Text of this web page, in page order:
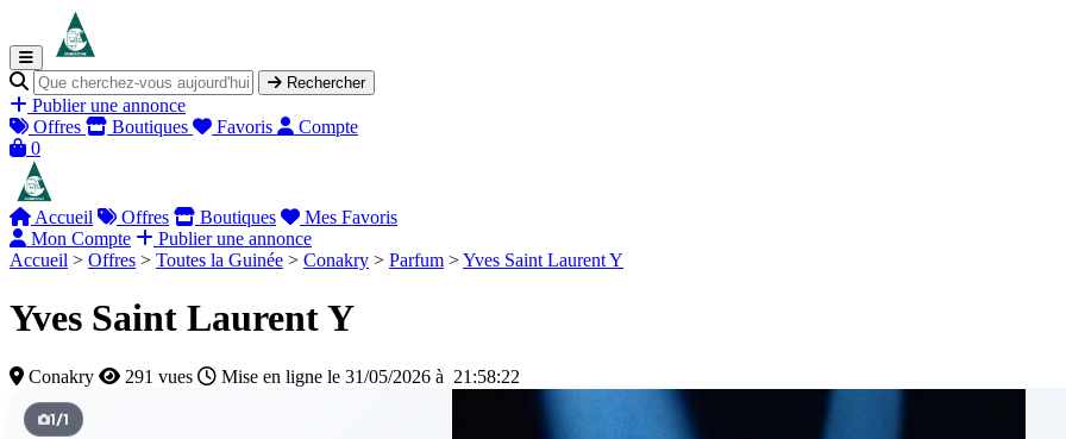
Rechercher
Publier une annonce
Offres
Boutiques Favoris
Compte
0
Accueil Offres Boutiques
Mes Favoris
Mon Compte
Publier une annonce
Accueil > Offres > Toutes la Guinée > Conakry > Parfum >Yves Saint Laurent Y
Yves Saint Laurent Y
Conakry 291 vues Mise en ligne le 31/05/2026 à 21:58:22
1/1